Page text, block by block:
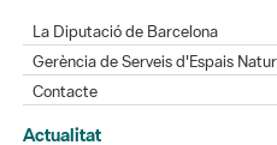
Actualitat
L'Informatiu dels Parcs
Gaudim als Parcs